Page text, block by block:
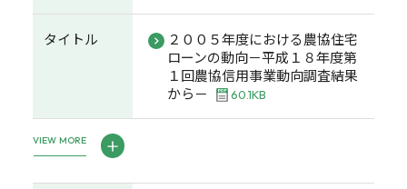
タイトル
２００５年度における農協住宅
ローンの動向－平成１８年度第
１回農協信用事業動向調査結果
から－
60.1KB
VIEW MORE